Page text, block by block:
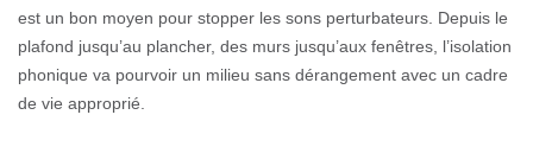
est un bon moyen pour stopper les sons perturbateurs. Depuis le
plafond jusqu’au plancher, des murs jusqu’aux fenêtres, l’isolation
phonique va pourvoir un milieu sans dérangement avec un cadre
de vie approprié.